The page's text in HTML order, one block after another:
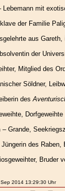
mit
der Familie
aus Gareth,
der
Mitglied des
Söldner,
des
– Grande,
des Raben,
Bruder
2014 13:29:30 Uhr